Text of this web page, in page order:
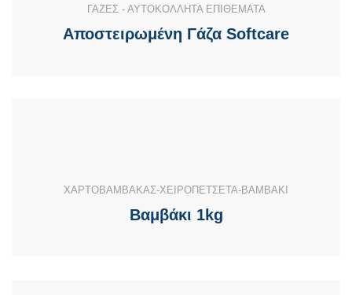
ΓΑΖΕΣ - ΑΥΤΟΚΟΛΛΗΤΑ ΕΠΙΘΕΜΑΤΑ
Αποστειρωμένη Γάζα Softcare
ΧΑΡΤΟΒΑΜΒΑΚΑΣ-ΧΕΙΡΟΠΕΤΣΕΤΑ-ΒΑΜΒΑΚΙ
Βαμβάκι 1kg